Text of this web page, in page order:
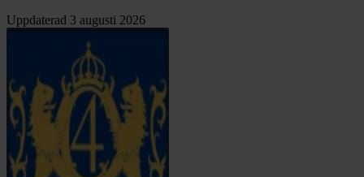
Uppdaterad 3 augusti 2026